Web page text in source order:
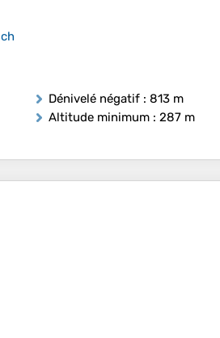
Dénivelé négatif : 813 m
Altitude minimum : 287 m